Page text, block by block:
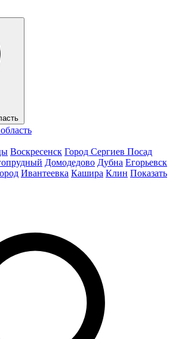
Воскресенск Город Сергиев Посад
Домодедово Дубна Егорьевск
Ивантеевка Кашира Клин Показать